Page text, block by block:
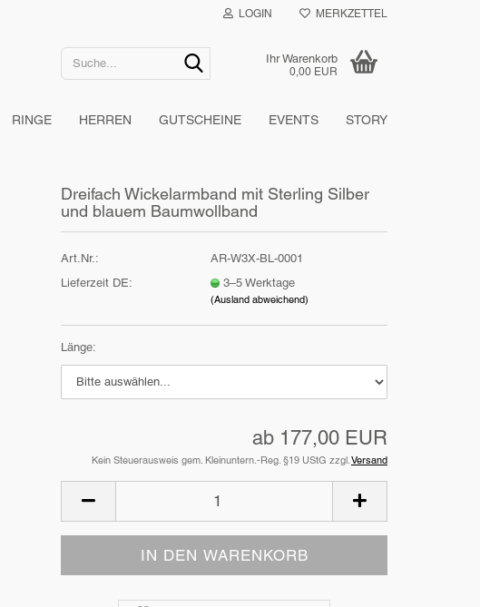
LOGIN MERKZETTEL
Ihr Warenkorb
0,00 EUR
RINGE HERREN GUTSCHEINE EVENTS STORY
Dreifach Wickelarmband mit Sterling Silber
und blauem Baumwollband
Art.Nr.:
AR-W3X-BL-0001
Lieferzeit DE:
3–5 Werktage
(Ausland abweichend)
Länge:
ab 177,00 EUR
Kein Steuerausweis gem. Kleinuntern.-Reg. §19 UStG zzgl.Versand